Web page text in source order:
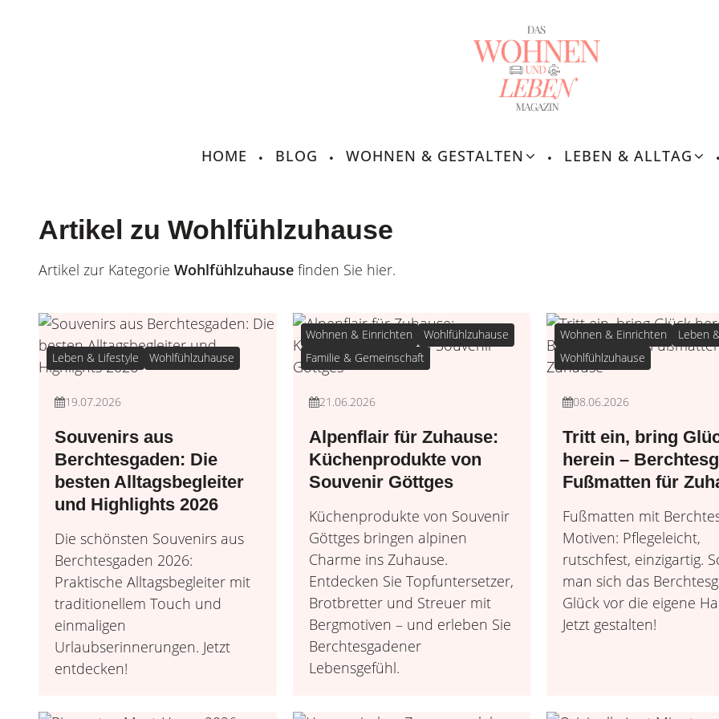
HOME BLOG WOHNEN & GESTALTEN
Wohnen
Möbel &
LEBEN & ALLTAG
Leben
Lebensroutinen,
Artikel zu Wohlfühlzuhause
Artikel zur Kategorie Wohlfühlzuhause finden Sie hier.
Leben & Lifestyle Wohlfühlzuhause
19.07.2026
Souvenirs aus
Berchtesgaden: Die
besten Alltagsbegleiter
und Highlights 2026
Die schönsten Souvenirs aus
Berchtesgaden 2026:
Praktische Alltagsbegleiter mit
traditionellem Touch und
einmaligen
Urlaubserinnerungen. Jetzt
entdecken!
Wohnen & Einrichten
Wohlfühlzuhause
Familie & Gemeinschaft
21.06.2026
Alpenflair für Zuhause:
Küchenprodukte von
Souvenir Göttges
Küchenprodukte von Souvenir
Göttges bringen alpinen
Charme ins Zuhause.
Entdecken Sie Topfuntersetzer,
Brotbretter und Streuer mit
Bergmotiven – und erleben Sie
Berchtesgadener
Lebensgefühl.
Wohnen & Einrichten
Leben
Wohlfühlzuhause
08.06.2026
Tritt ein, bring
herein –
Fußmatten für
Fußmatten mit
Motiven: Pflegeleicht,
rutschfest, einzigartig.
man sich das
Glück vor die eigene
Jetzt gestalten!